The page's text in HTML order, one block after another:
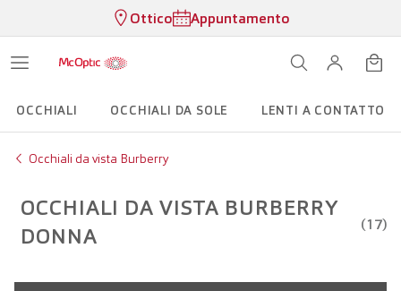
Ottico Appuntamento
OCCHIALI OCCHIALI DA SOLE LENTI A CONTATTO
Occhiali da vista Burberry
OCCHIALI DA VISTA BURBERRY
DONNA
(17)